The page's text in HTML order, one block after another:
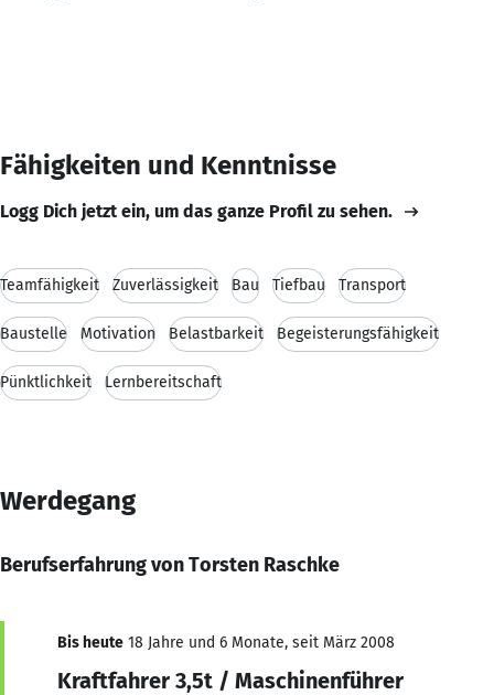
Fähigkeiten und Kenntnisse
Logg Dich jetzt ein, um das ganze Profil zu sehen.
Teamfähigkeit Zuverlässigkeit Bau Tiefbau Transport
Baustelle Motivation Belastbarkeit Begeisterungsfähigkeit
Pünktlichkeit Lernbereitschaft
Werdegang
Berufserfahrung von Torsten Raschke
Bis heute 18 Jahre und 6 Monate, seit März 2008
Kraftfahrer 3,5t / Maschinenführer